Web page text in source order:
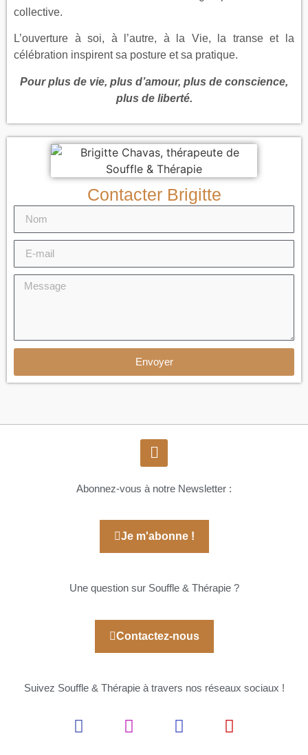
Contacter Brigitte
Envoyer
collective.
L’ouverture à soi, à l’autre, à la Vie, la transe et la
célébration inspirent sa posture et sa pratique.
Pour plus de vie, plus d’amour, plus de conscience,
plus de liberté.
Abonnez-vous à notre Newsletter :
Je m'abonne !
Une question sur Souffle & Thérapie ?
Contactez-nous
Suivez Souffle & Thérapie à travers nos réseaux sociaux !